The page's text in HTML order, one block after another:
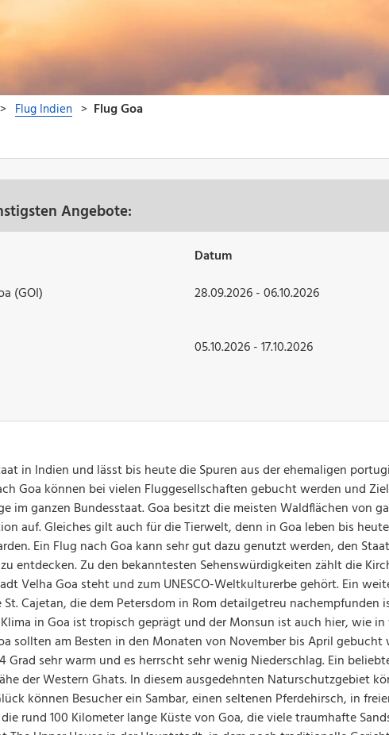
Angebote:
Datum
(GOI)
28.09.2026 - 06.10.2026
05.10.2026 - 17.10.2026
in Indien und lässt bis heute die Spuren aus der ehemaligen
Goa können bei vielen Fluggesellschaften gebucht werden und
im ganzen Bundesstaat. Goa besitzt die meisten Waldflächen von
auf. Gleiches gilt auch für die Tierwelt, denn in Goa leben bis
Ein Flug nach Goa kann sehr gut dazu genutzt werden, den
entdecken. Zu den bekanntesten Sehenswürdigkeiten zählt die
Velha Goa steht und zum UNESCO-Weltkulturerbe gehört. Ein
Cajetan, die dem Petersdom in Rom detailgetreu nachempfunden
in Goa ist tropisch geprägt und der Monsun ist auch hier, wie
sollten am Besten in den Monaten von November bis April gebucht
Grad sehr warm und es herrscht sehr wenig Niederschlag. Ein
der Western Ghats. In diesem ausgedehnten Naturschutzgebiet
können Besucher ein Sambar, einen seltenen Pferdehirsch, in
rund 100 Kilometer lange Küste von Goa, die viele traumhafte